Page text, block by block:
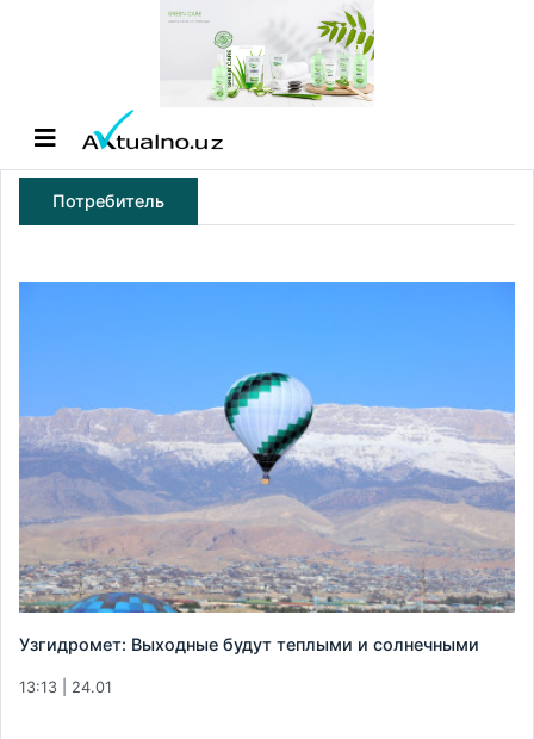
Потребитель
Узгидромет: Выходные будут теплыми и солнечными
13:13 | 24.01